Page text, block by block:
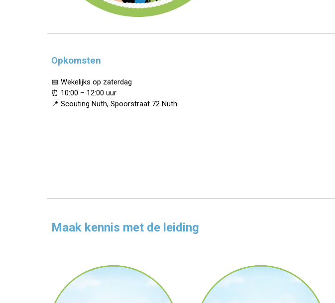
Opkomsten
📅 Wekelijks op zaterdag
⏰ 10:00 – 12:00 uur
📍 Scouting Nuth, Spoorstraat 72 Nuth
Maak kennis met de leiding